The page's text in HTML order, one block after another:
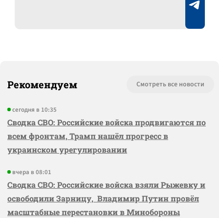
Рекомендуем Смотреть все новости
сегодня в 10:35
Сводка СВО: Российские войска продвигаются по
всем фронтам, Трамп нашёл прогресс в
украинском урегулировании
вчера в 08:01
Сводка СВО: Российские войска взяли Рыжевку и
освободили Зарницу, Владимир Путин провёл
масштабные перестановки в Минобороны